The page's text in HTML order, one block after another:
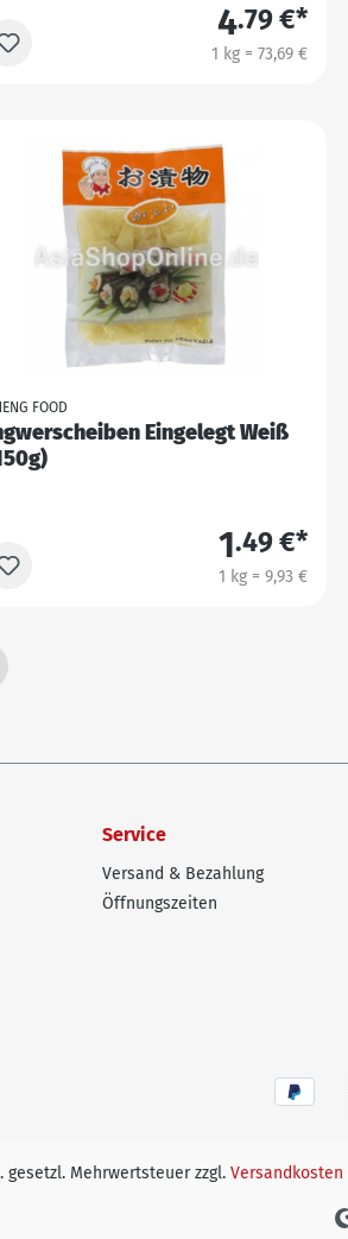
4.79 €*
1 kg = 73,69 €
FOOD
Eingelegt Weiß
1.49 €*
1 kg = 9,93 €
Service
Versand & Bezahlung
Öffnungszeiten
gesetzl. Mehrwertsteuer zzgl. Versandkosten